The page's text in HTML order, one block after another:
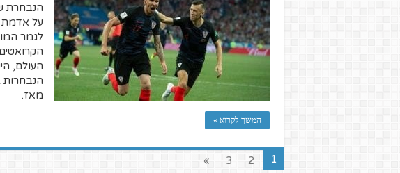
הנבחרת
על אדמת
לגמר
העולם,
מאז.
המשך לקרוא »
1
2
3
»